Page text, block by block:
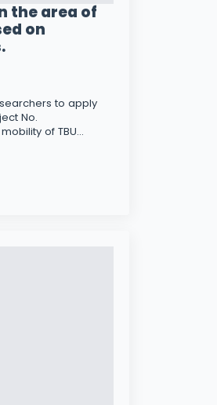
the area of
on
to apply
No.
of TBU…